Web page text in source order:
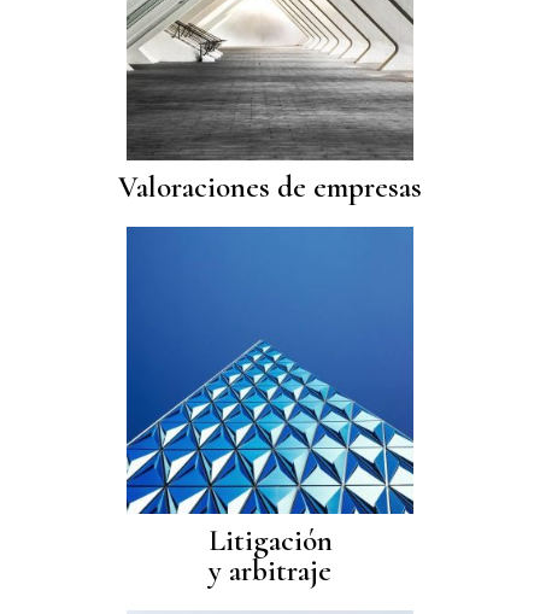
Valoraciones de empresas
Litigación
y arbitraje